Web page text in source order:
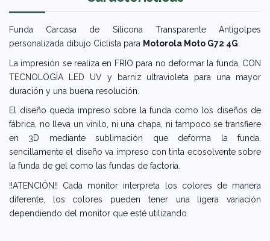
Funda Carcasa de Silicona Transparente Antigolpes
personalizada dibujo Ciclista para Motorola Moto G72 4G
La impresión se realiza en FRIO para no deformar la funda, CON
TECNOLOGÍA LED UV y barniz ultravioleta para una mayor
duración y una buena resolución.
El diseño queda impreso sobre la funda como los diseños de
fábrica, no lleva un vinilo, ni una chapa, ni tampoco se transfiere
en 3D mediante sublimación que deforma la funda,
sencillamente el diseño va impreso con tinta ecosolvente sobre
la funda de gel como las fundas de factoría.
!!ATENCIÓN!! Cada monitor interpreta los colores de manera
diferente, los colores pueden tener una ligera variación
dependiendo del monitor que esté utilizando.